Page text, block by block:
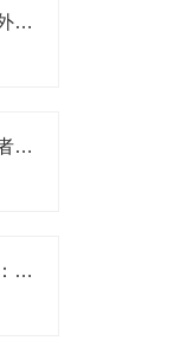
《中国教育报》专题报道北外师生社会实践活动
《中国黄金报》刊登北外学者刘生全文章
【经济日报】北外学者李倩：加速产学研用深度融合